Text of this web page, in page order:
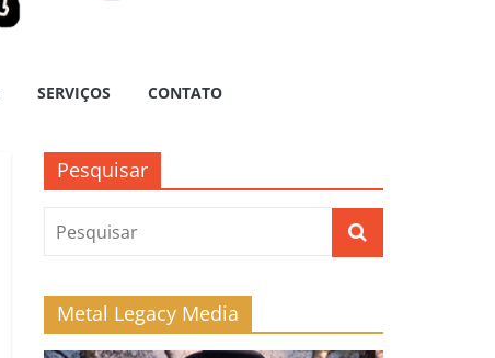
SERVIÇOS CONTATO
Pesquisar
Metal Legacy Media